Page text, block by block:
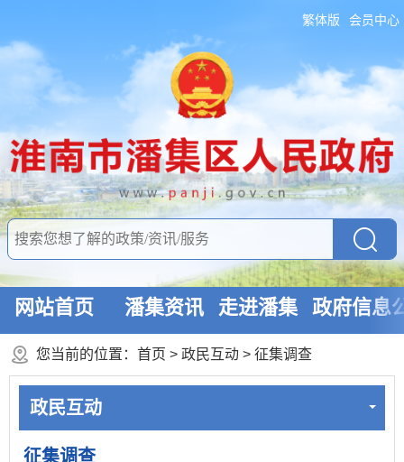
繁体版 会员中心
网站首页 潘集资讯 走进潘集 政府信息
您当前的位置： 首页 > 政民互动 > 征集调查
政民互动
征集调查